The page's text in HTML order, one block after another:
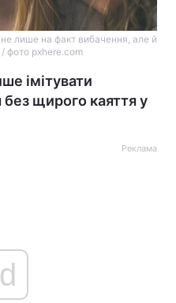
лише на факт вибачення, але й
фото pxhere.com
імітувати
щирого каяття у
Реклама